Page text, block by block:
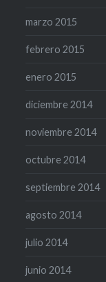
marzo 2015
febrero 2015
enero 2015
diciembre 2014
noviembre 2014
octubre 2014
septiembre 2014
agosto 2014
julio 2014
junio 2014